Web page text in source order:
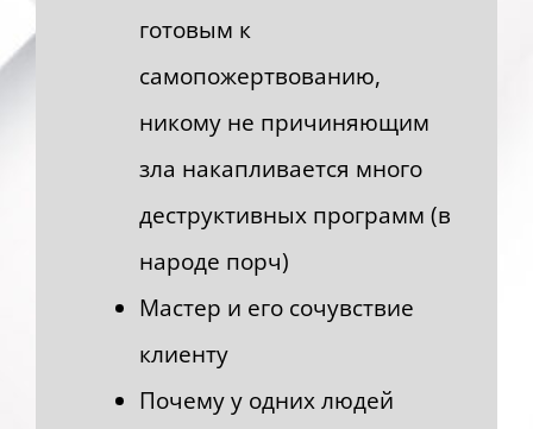
готовым к
самопожертвованию,
никому не причиняющим
зла накапливается много
деструктивных программ (в
народе порч)
Мастер и его сочувствие
клиенту
Почему у одних людей